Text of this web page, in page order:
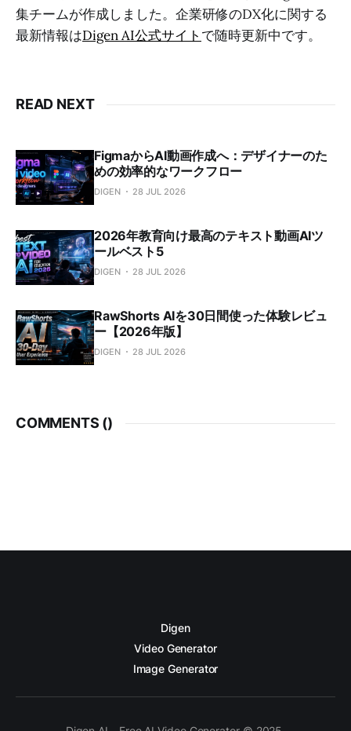
集チームが作成しました。企業研修のDX化に関する
最新情報はDigen AI公式サイト で随時更新中です。
READ NEXT
FigmaからAI動画作成へ：デザイナーのた
めの効率的なワークフロー
DIGEN 28 JUL 2026
2026年教育向け最高のテキスト動画AIツ
ールベスト5
DIGEN 28 JUL 2026
RawShorts AIを30日間使った体験レビュ
ー【2026年版】
DIGEN 28 JUL 2026
COMMENTS ()
Digen
Video Generator
Image Generator